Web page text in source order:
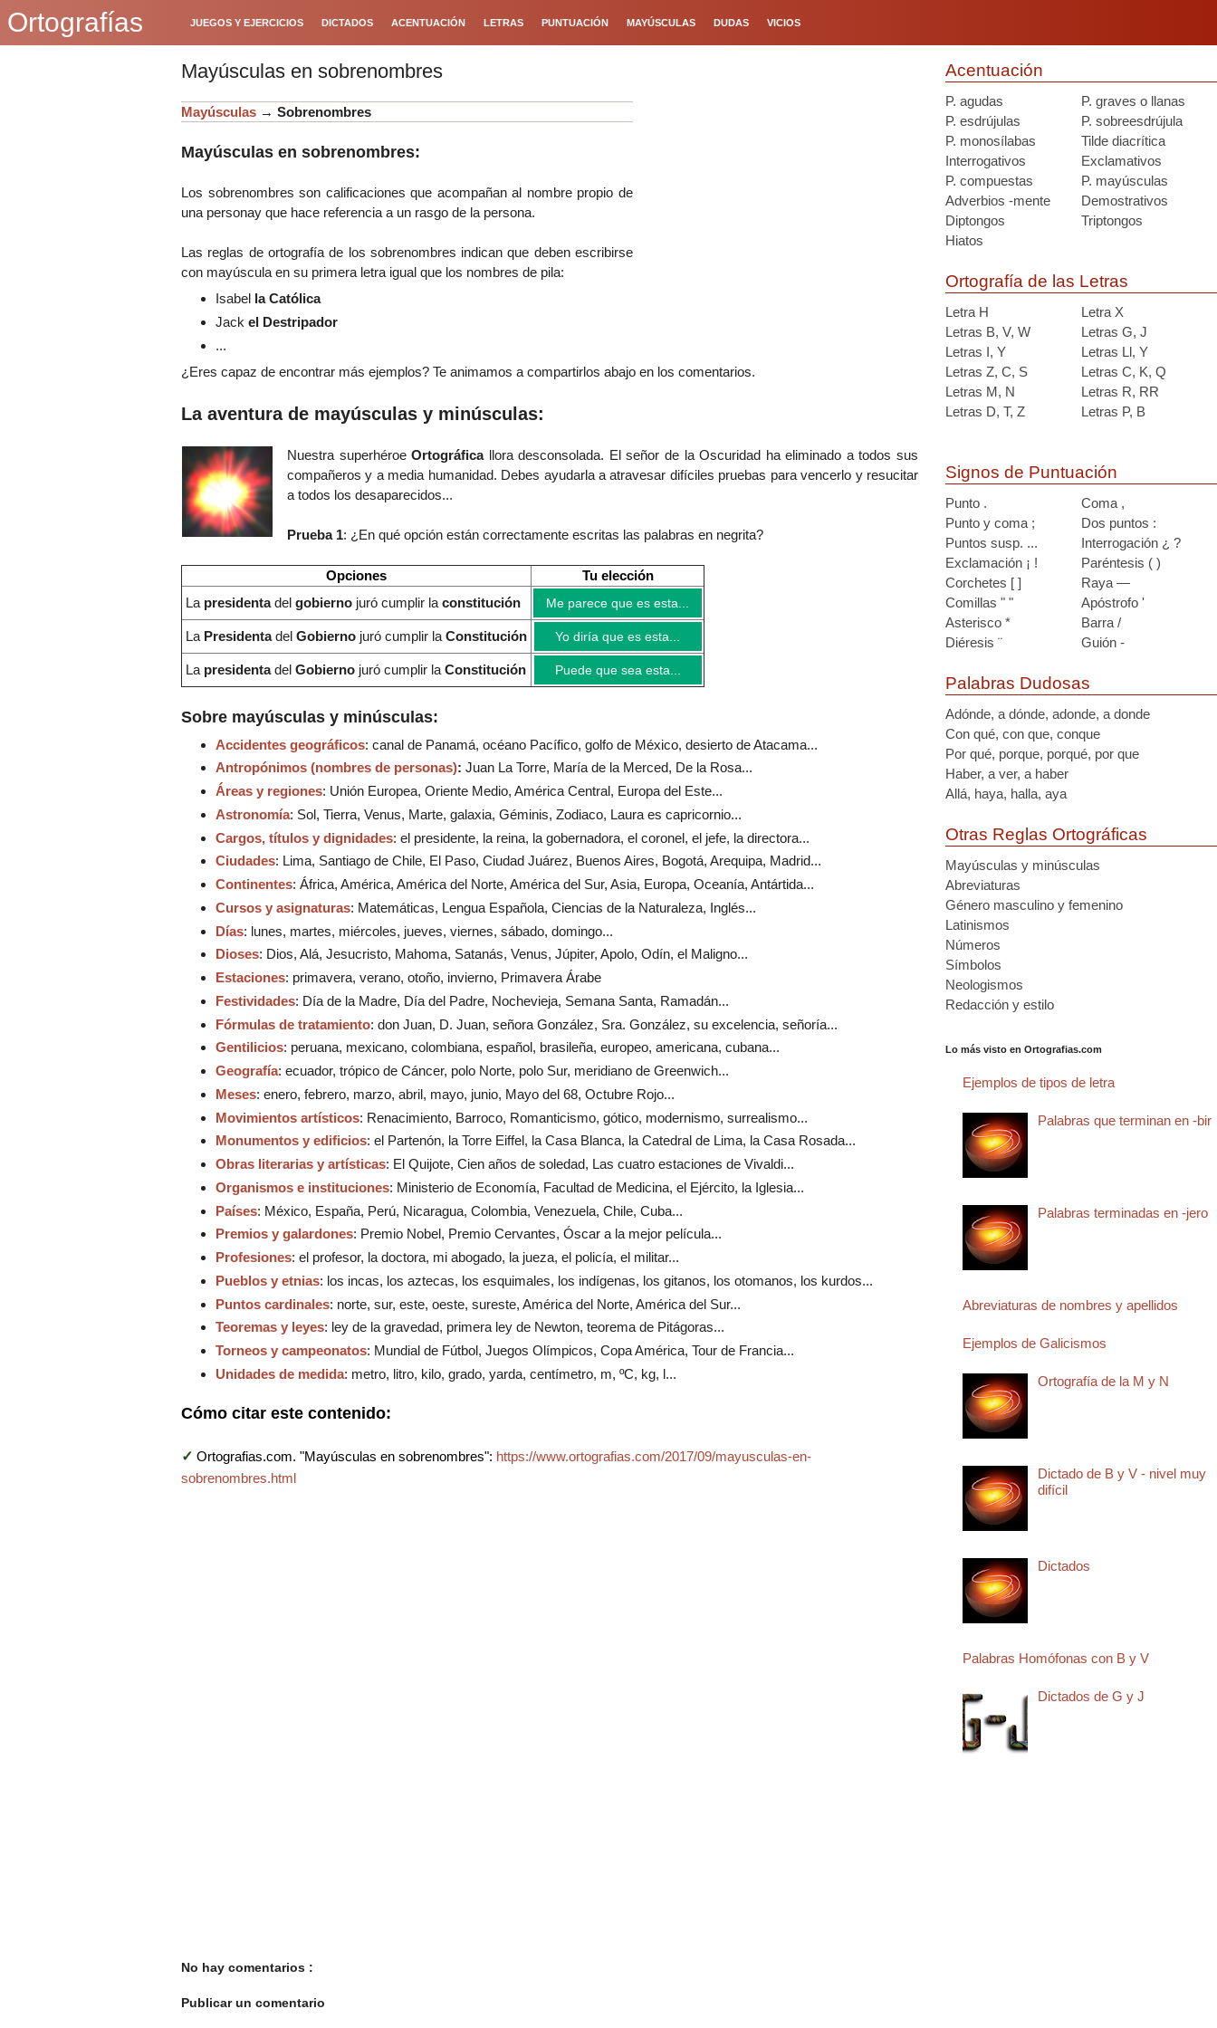
Ortografías JUEGOS Y EJERCICIOS DICTADOS ACENTUACIÓN LETRAS PUNTUACIÓN MAYÚSCULAS DUDAS VICIOS
Mayúsculas en sobrenombres
Mayúsculas → Sobrenombres
Mayúsculas en sobrenombres:
Los sobrenombres son calificaciones que acompañan al nombre propio de
una personay que hace referencia a un rasgo de la persona.
Las reglas de ortografía de los sobrenombres indican que deben escribirse
con mayúscula en su primera letra igual que los nombres de pila:
Isabel la Católica
Jack el Destripador
...
¿Eres capaz de encontrar más ejemplos? Te animamos a compartirlos abajo en los comentarios.
La aventura de mayúsculas y minúsculas:
Nuestra superhéroeOrtográficallora desconsolada. El señor de la Oscuridad ha eliminado a todos sus
compañeros y a media humanidad. Debes ayudarla a atravesar difíciles pruebas para vencerlo y resucitar
a todos los desaparecidos...
Prueba 1: ¿En qué opción están correctamente escritas las palabras en negrita?
Opciones
Tu elección
La presidentadel gobierno juró cumplir la constitución Me parece que es esta...
La Presidentadel Gobierno juró cumplir la Constitución Yo diría que es esta...
La presidentadel Gobierno juró cumplir la Constitución Puede que sea esta...
Sobre mayúsculas y minúsculas:
Accidentes geográficos: canal de Panamá, océano Pacífico, golfo de México, desierto de Atacama...
Antropónimos (nombres de personas): Juan La Torre, María de la Merced, De la Rosa...
Áreas y regiones: Unión Europea, Oriente Medio, América Central, Europa del Este...
Astronomía: Sol, Tierra, Venus, Marte, galaxia, Géminis, Zodiaco, Laura es capricornio...
Cargos, títulos y dignidades: el presidente, la reina, la gobernadora, el coronel, el jefe, la directora...
Ciudades: Lima, Santiago de Chile, El Paso, Ciudad Juárez, Buenos Aires, Bogotá, Arequipa, Madrid...
Continentes: África, América, América del Norte, América del Sur, Asia, Europa, Oceanía, Antártida...
Cursos y asignaturas: Matemáticas, Lengua Española, Ciencias de la Naturaleza, Inglés...
Días: lunes, martes, miércoles, jueves, viernes, sábado, domingo...
Dioses: Dios, Alá, Jesucristo, Mahoma, Satanás, Venus, Júpiter, Apolo, Odín, el Maligno...
Estaciones: primavera, verano, otoño, invierno, Primavera Árabe
Festividades: Día de la Madre, Día del Padre, Nochevieja, Semana Santa, Ramadán...
Fórmulas de tratamiento: don Juan, D. Juan, señora González, Sra. González, su excelencia, señoría...
Gentilicios: peruana, mexicano, colombiana, español, brasileña, europeo, americana, cubana...
Geografía: ecuador, trópico de Cáncer, polo Norte, polo Sur, meridiano de Greenwich...
Meses: enero, febrero, marzo, abril, mayo, junio, Mayo del 68, Octubre Rojo...
Movimientos artísticos: Renacimiento, Barroco, Romanticismo, gótico, modernismo, surrealismo...
Monumentos y edificios: el Partenón, la Torre Eiffel, la Casa Blanca, la Catedral de Lima, la Casa Rosada...
Obras literarias y artísticas: El Quijote, Cien años de soledad, Las cuatro estaciones de Vivaldi...
Organismos e instituciones: Ministerio de Economía, Facultad de Medicina, el Ejército, la Iglesia...
Países: México, España, Perú, Nicaragua, Colombia, Venezuela, Chile, Cuba...
Premios y galardones: Premio Nobel, Premio Cervantes, Óscar a la mejor película...
Profesiones: el profesor, la doctora, mi abogado, la jueza, el policía, el militar...
Pueblos y etnias: los incas, los aztecas, los esquimales, los indígenas, los gitanos, los otomanos, los kurdos...
Puntos cardinales: norte, sur, este, oeste, sureste, América del Norte, América del Sur...
Teoremas y leyes: ley de la gravedad, primera ley de Newton, teorema de Pitágoras...
Torneos y campeonatos: Mundial de Fútbol, Juegos Olímpicos, Copa América, Tour de Francia...
Unidades de medida: metro, litro, kilo, grado, yarda, centímetro, m, ºC, kg, l...
Cómo citar este contenido:
✓ Ortografias.com. "Mayúsculas en sobrenombres": https://www.ortografias.com/2017/09/mayusculas-en-
sobrenombres.html
No hay comentarios :
Publicar un comentario
Acentuación
P. agudas
P. graves o llanas
P. esdrújulas
P. sobreesdrújula
P. monosílabas
Tilde diacrítica
Interrogativos
Exclamativos
P. compuestas
P. mayúsculas
Adverbios -mente
Demostrativos
Diptongos
Triptongos
Hiatos
Ortografía de las Letras
Letra H
Letra X
Letras B, V, W
Letras G, J
Letras I, Y
Letras Ll, Y
Letras Z, C, S
Letras C, K, Q
Letras M, N
Letras R, RR
Letras D, T, Z
Letras P, B
Signos de Puntuación
Punto .
Coma ,
Punto y coma ;
Dos puntos :
Puntos susp. ...
Interrogación ¿ ?
Exclamación ¡ !
Paréntesis ( )
Corchetes [ ]
Raya —
Comillas " "
Apóstrofo '
Asterisco *
Barra /
Diéresis ¨
Guión -
Palabras Dudosas
Adónde, a dónde, adonde, a donde
Con qué, con que, conque
Por qué, porque, porqué, por que
Haber, a ver, a haber
Allá, haya, halla, aya
Otras Reglas Ortográficas
Mayúsculas y minúsculas
Abreviaturas
Género masculino y femenino
Latinismos
Números
Símbolos
Neologismos
Redacción y estilo
Lo más visto en Ortografias.com
Ejemplos de tipos de letra
Palabras que terminan en -bir
Palabras terminadas en -jero
Abreviaturas de nombres y apellidos
Ejemplos de Galicismos
Ortografía de la M y N
Dictado de B y V - nivel muy
difícil
Dictados
Palabras Homófonas con B y V
Dictados de G y J